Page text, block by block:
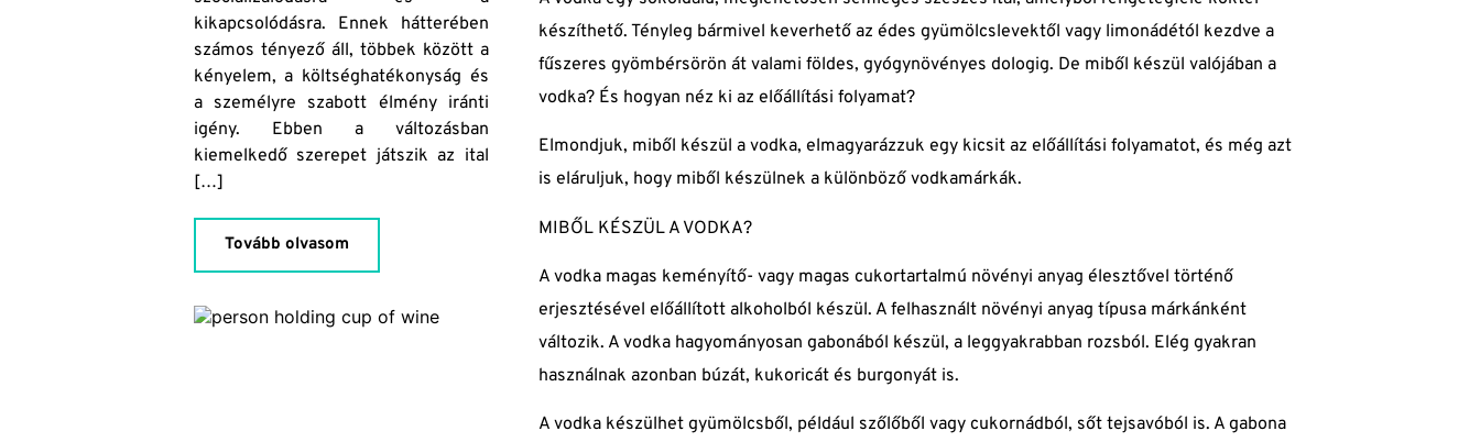
kikapcsolódásra. Ennek hátterében
számos tényező áll, többek között a
kényelem, a költséghatékonyság és
a személyre szabott élmény iránti
igény. Ebben a változásban
kiemelkedő szerepet játszik az ital
[…]
Tovább olvasom
készíthető. Tényleg bármivel keverhető az édes gyümölcslevektől vagy limonádétól kezdve a
fűszeres gyömbérsörön át valami földes, gyógynövényes dologig. De miből készül valójában a
vodka? És hogyan néz ki az előállítási folyamat?
Elmondjuk, miből készül a vodka, elmagyarázzuk egy kicsit az előállítási folyamatot, és még azt
is eláruljuk, hogy miből készülnek a különböző vodkamárkák.
MIBŐL KÉSZÜL A VODKA?
A vodka magas keményítő- vagy magas cukortartalmú növényi anyag élesztővel történő
erjesztésével előállított alkoholból készül. A felhasznált növényi anyag típusa márkánként
változik. A vodka hagyományosan gabonából készül, a leggyakrabban rozsból. Elég gyakran
használnak azonban búzát, kukoricát és burgonyát is.
A vodka készülhet gyümölcsből, például szőlőből vagy cukornádból, sőt tejsavóból is. A gabona